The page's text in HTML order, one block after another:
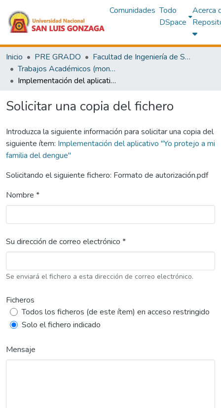
Comunidades Todo
DSpace
Acerca
Inicio PRE GRADO
Facultad de Ingeniería de Sistemas
Trabajos Académicos (monografías)
Implementación del aplicativo "Yo protejo a mi familia del dengue"
Solicitar una copia del fichero
Introduzca la siguiente información para solicitar una copia del
siguiente ítem: Implementación del aplicativo "Yo protejo a mi
familia del dengue"
Solicitando el siguiente fichero: Formato de autorización.pdf
Nombre *
Su dirección de correo electrónico *
Se enviará el fichero a esta dirección de correo electrónico.
Ficheros
Todos los ficheros (de este ítem) en acceso restringido
Solo el fichero indicado
Mensaje